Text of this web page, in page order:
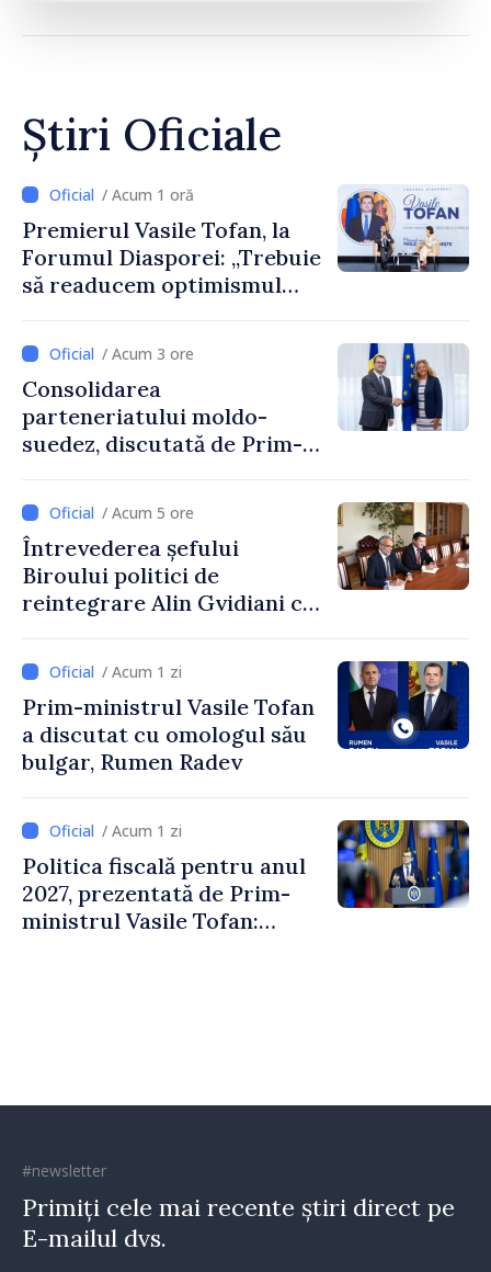
Știri Oficiale
/ Acum 1 oră
Premierul Vasile Tofan, la
Forumul Diasporei: „Trebuie
să readucem optimismul
Republica Moldova merge în
direcția corectă”
/ Acum 3 ore
Consolidarea
parteneriatului moldo-
suedez, discutată de Prim-
Ambasadoarea Suediei,
Petra Lärke/ Acum 5 ore
Întrevederea șefului
Biroului politici de
reintegrare Alin Gvidiani cu
Comitetului Internațional al
Crucii Roșii în Moldova
/ Acum 1 zi
Prim-ministrul Vasile Tofan
a discutat cu omologul său
bulgar, Rumen Radev
/ Acum 1 zi
Politica fiscală pentru anul
2027, prezentată de Prim-
ministrul Vasile Tofan:
#newsletter
Primiți cele mai recente știri direct pe
E-mailul dvs.